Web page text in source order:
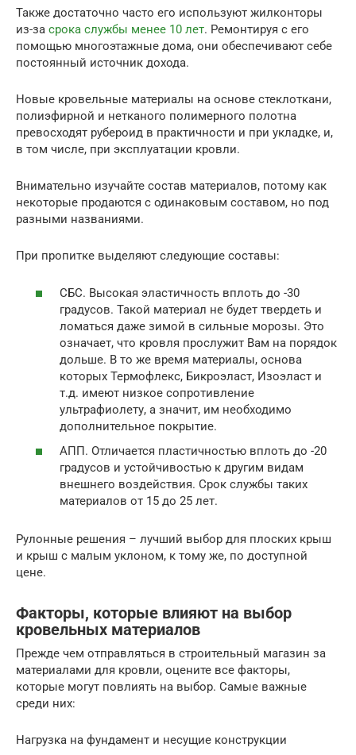
Также достаточно часто его используют жилконторы
из-за срока службы менее 10 лет. Ремонтируя с его
помощью многоэтажные дома, они обеспечивают себе
постоянный источник дохода.
Новые кровельные материалы на основе стеклоткани,
полиэфирной и нетканого полимерного полотна
превосходят рубероид в практичности и при укладке, и,
в том числе, при эксплуатации кровли.
Внимательно изучайте состав материалов, потому как
некоторые продаются с одинаковым составом, но под
разными названиями.
При пропитке выделяют следующие составы:
СБС. Высокая эластичность вплоть до -30
градусов. Такой материал не будет твердеть и
ломаться даже зимой в сильные морозы. Это
означает, что кровля прослужит Вам на порядок
дольше. В то же время материалы, основа
которых Термофлекс, Бикроэласт, Изоэласт и
т.д. имеют низкое сопротивление
ультрафиолету, а значит, им необходимо
дополнительное покрытие.
АПП. Отличается пластичностью вплоть до -20
градусов и устойчивостью к другим видам
внешнего воздействия. Срок службы таких
материалов от 15 до 25 лет.
Рулонные решения – лучший выбор для плоских крыш
и крыш с малым уклоном, к тому же, по доступной
цене.
Факторы, которые влияют на выбор
кровельных материалов
Прежде чем отправляться в строительный магазин за
материалами для кровли, оцените все факторы,
которые могут повлиять на выбор. Самые важные
среди них:
Нагрузка на фундамент и несущие конструкции